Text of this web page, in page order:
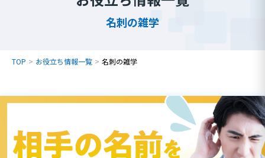
名刺の雑学
TOP お役立ち情報一覧 名刺の雑学